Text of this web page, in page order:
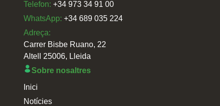
Telefon: +34 973 34 91 00
WhatsApp: +34 689 035 224
Adreça:
Carrer Bisbe Ruano, 22
Altell 25006, Lleida
Sobre nosaltres
Inici
Notícies